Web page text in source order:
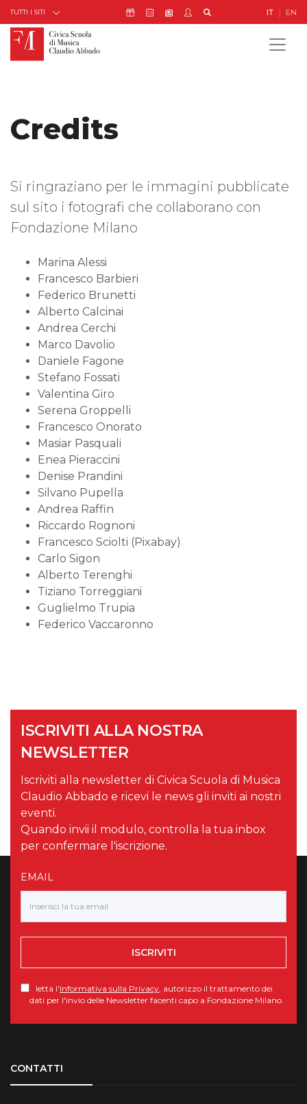
Skip to Content
TUTTI I SITI Icona Sostienici
Icona Calendario Eventi
Icona Newsletter
Icona My Civica IT EN
Credits
Si ringraziano per le immagini pubblicate
sul sito i fotografi che collaborano con
Fondazione Milano
Marina Alessi
Francesco Barbieri
Federico Brunetti
Alberto Calcinai
Andrea Cerchi
Marco Davolio
Daniele Fagone
Stefano Fossati
Valentina Giro
Serena Groppelli
Francesco Onorato
Masiar Pasquali
Enea Pieraccini
Denise Prandini
Silvano Pupella
Andrea Raffin
Riccardo Rognoni
Francesco Sciolti (Pixabay)
Carlo Sigon
Alberto Terenghi
Tiziano Torreggiani
Guglielmo Trupia
Federico Vaccaronno
ISCRIVITI ALLA NOSTRA
NEWSLETTER
Iscriviti alla newsletter di Civica Scuola di Musica
Claudio Abbado e ricevi le news gli inviti ai nostri
eventi.
Quando invii il modulo, controlla la tua inbox
per confermare l'iscrizione.
EMAIL
ISCRIVITI
letta l'Informativa sulla Privacy, autorizzo il trattamento dei
dati per l'invio delle Newsletter facenti capo a Fondazione Milano.
CONTATTI